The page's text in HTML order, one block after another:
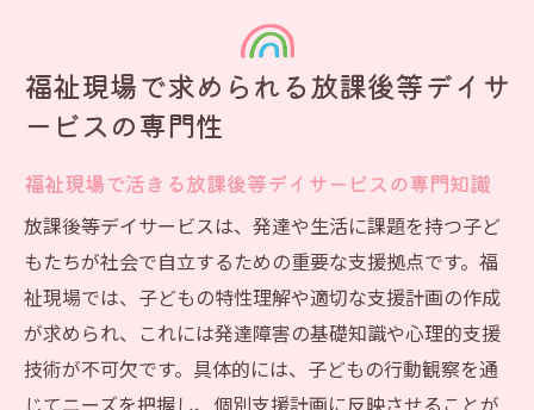
福祉現場で求められる放課後等デイサ
ービスの専門性
福祉現場で活きる放課後等デイサービスの専門知識
放課後等デイサービスは、発達や生活に課題を持つ子ど
もたちが社会で自立するための重要な支援拠点です。福
祉現場では、子どもの特性理解や適切な支援計画の作成
が求められ、これには発達障害の基礎知識や心理的支援
技術が不可欠です。具体的には、子どもの行動観察を通